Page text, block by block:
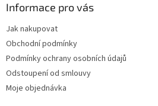
Informace pro vás
Jak nakupovat
Obchodní podmínky
Podmínky ochrany osobních údajů
Odstoupení od smlouvy
Moje objednávka